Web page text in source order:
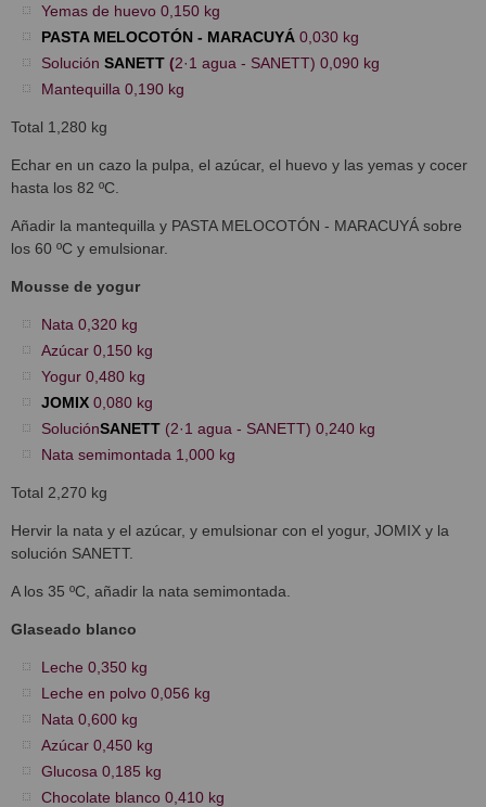
Yemas de huevo 0,150 kg
PASTA MELOCOTÓN - MARACUYÁ 0,030 kg
Solución SANETT (2·1 agua - SANETT) 0,090 kg
Mantequilla 0,190 kg
Total 1,280 kg
Echar en un cazo la pulpa, el azúcar, el huevo y las yemas y cocer
hasta los 82 ºC.
Añadir la mantequilla y PASTA MELOCOTÓN - MARACUYÁ sobre
los 60 ºC y emulsionar.
Mousse de yogur
Nata 0,320 kg
Azúcar 0,150 kg
Yogur 0,480 kg
JOMIX 0,080 kg
SoluciónSANETT (2·1 agua - SANETT) 0,240 kg
Nata semimontada 1,000 kg
Total 2,270 kg
Hervir la nata y el azúcar, y emulsionar con el yogur, JOMIX y la
solución SANETT.
A los 35 ºC, añadir la nata semimontada.
Glaseado blanco
Leche 0,350 kg
Leche en polvo 0,056 kg
Nata 0,600 kg
Azúcar 0,450 kg
Glucosa 0,185 kg
Chocolate blanco 0,410 kg